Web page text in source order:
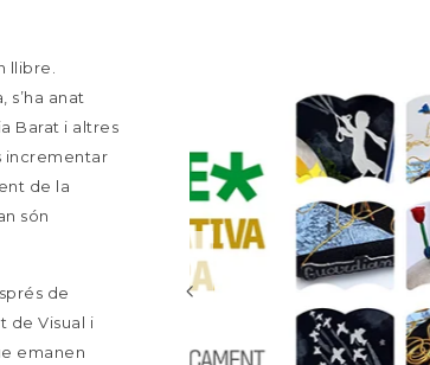
llibre.
anat
Barat i altres
incrementar
de la
són
de
de Visual i
emanen